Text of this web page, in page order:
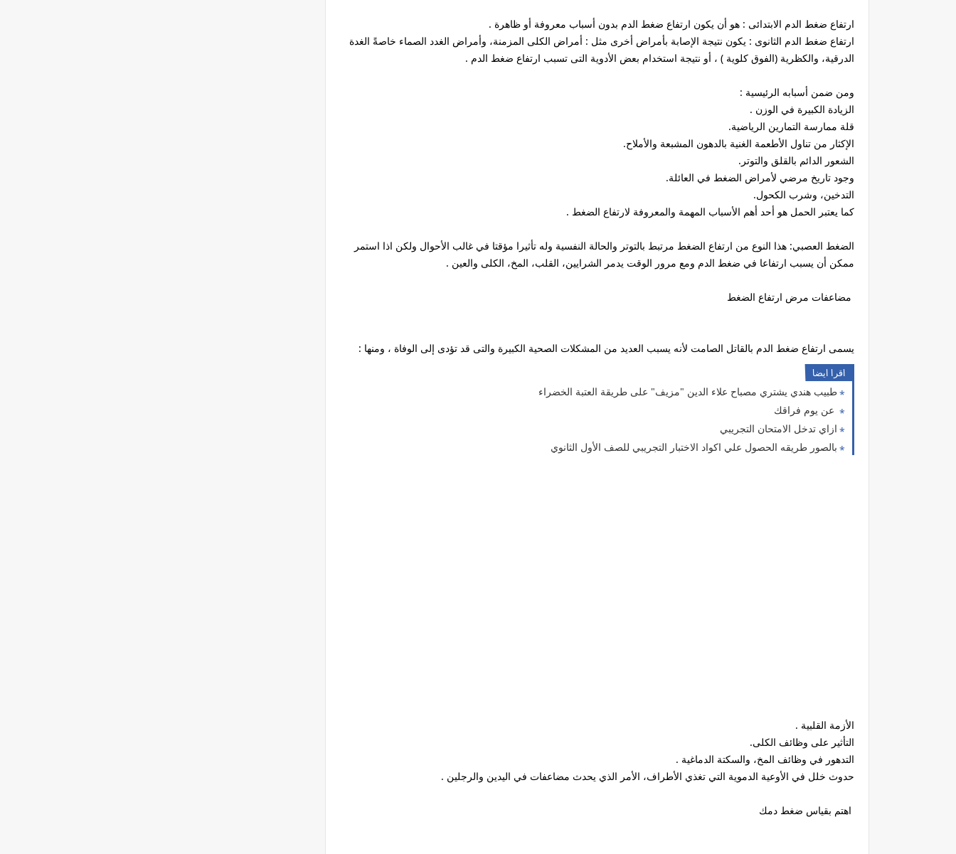
ارتفاع ضغط الدم الابتدائى : هو أن يكون ارتفاع ضغط الدم بدون أسباب معروفة أو ظاهرة .
ارتفاع ضغط الدم الثانوى : يكون نتيجة الإصابة بأمراض أخرى مثل : أمراض الكلى المزمنة، وأمراض الغدد الصماء خاصةً الغدة
الدرقية، والكظرية (الفوق كلوية ) ، أو نتيجة استخدام بعض الأدوية التى تسبب ارتفاع ضغط الدم .
ومن ضمن أسبابه الرئيسية :
الزيادة الكبيرة في الوزن .
قلة ممارسة التمارين الرياضية.
الإكثار من تناول الأطعمة الغنية بالدهون المشبعة والأملاح.
الشعور الدائم بالقلق والتوتر.
وجود تاريخ مرضي لأمراض الضغط في العائلة.
التدخين، وشرب الكحول.
كما يعتبر الحمل هو أحد أهم الأسباب المهمة والمعروفة لارتفاع الضغط .
الضغط العصبي: هذا النوع من ارتفاع الضغط مرتبط بالتوتر والحالة النفسية وله تأثيرا مؤقتا في غالب الأحوال ولكن اذا استمر
ممكن أن يسبب ارتفاعا في ضغط الدم ومع مرور الوقت يدمر الشرايين، القلب، المخ، الكلى والعين .
مضاعفات مرض ارتفاع الضغط
يسمى ارتفاع ضغط الدم بالقاتل الصامت لأنه يسبب العديد من المشكلات الصحية الكبيرة والتى قد تؤدى إلى الوفاة ، ومنها :
اقرا ايضا
طبيب هندي يشتري مصباح علاء الدين "مزيف" على طريقة العتبة الخضراء
عن يوم فراقك
ازاي تدخل الامتحان التجريبي
بالصور طريقه الحصول علي اكواد الاختبار التجريبي للصف الأول الثانوي
الأزمة القلبية .
التأثير على وظائف الكلى.
التدهور في وظائف المخ، والسكتة الدماغية .
حدوث خلل في الأوعية الدموية التي تغذي الأطراف، الأمر الذي يحدث مضاعفات في اليدين والرجلين .
اهتم بقياس ضغط دمك